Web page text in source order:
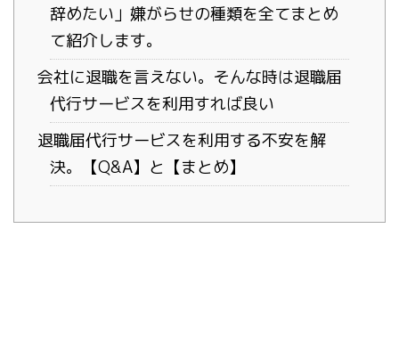
辞めたい」嫌がらせの種類を全てまとめ
て紹介します。
会社に退職を言えない。そんな時は退職届
代行サービスを利用すれば良い
退職届代行サービスを利用する不安を解
決。【Q&A】と【まとめ】